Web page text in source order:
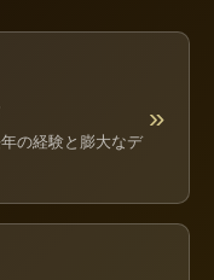
の経験と膨大なデ
»